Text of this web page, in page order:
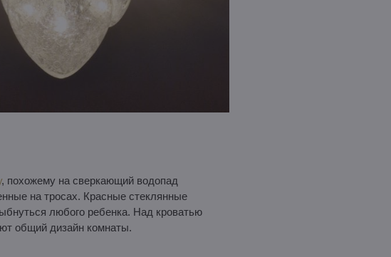
, похожему на сверкающий водопад
на тросах. Красные стеклянные
любого ребенка. Над кроватью
общий дизайн комнаты.